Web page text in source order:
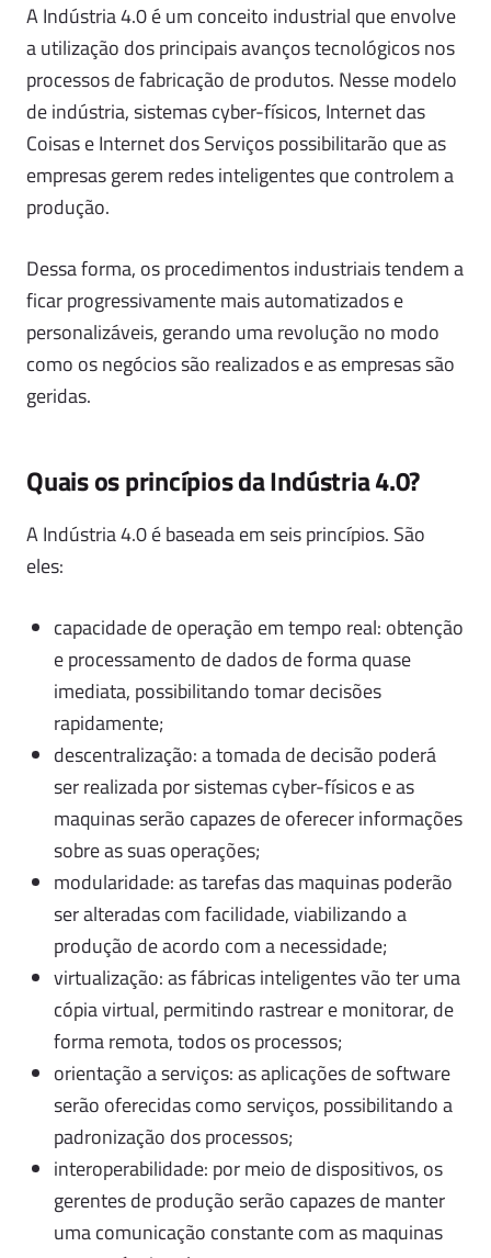
A Indústria 4.0 é um conceito industrial que envolve
a utilização dos principais avanços tecnológicos nos
processos de fabricação de produtos. Nesse modelo
de indústria, sistemas cyber-físicos, Internet das
Coisas e Internet dos Serviços possibilitarão que as
empresas gerem redes inteligentes que controlem a
produção.
Dessa forma, os procedimentos industriais tendem a
ficar progressivamente mais automatizados e
personalizáveis, gerando uma revolução no modo
como os negócios são realizados e as empresas são
geridas.
Quais os princípios da Indústria 4.0?
A Indústria 4.0 é baseada em seis princípios. São
eles:
capacidade de operação em tempo real: obtenção
e processamento de dados de forma quase
imediata, possibilitando tomar decisões
rapidamente;
descentralização: a tomada de decisão poderá
ser realizada por sistemas cyber-físicos e as
maquinas serão capazes de oferecer informações
sobre as suas operações;
modularidade: as tarefas das maquinas poderão
ser alteradas com facilidade, viabilizando a
produção de acordo com a necessidade;
virtualização: as fábricas inteligentes vão ter uma
cópia virtual, permitindo rastrear e monitorar, de
forma remota, todos os processos;
orientação a serviços: as aplicações de software
serão oferecidas como serviços, possibilitando a
padronização dos processos;
interoperabilidade: por meio de dispositivos, os
gerentes de produção serão capazes de manter
uma comunicação constante com as maquinas